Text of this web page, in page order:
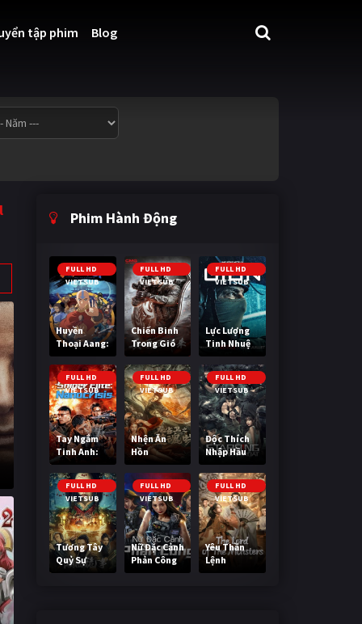
tập phim Blog
Phim Hành Động
FULL HD
VIETSUB
Huyền
Thoại Aang:
Tiết Khí Sư
Cuối Cùng
FULL HD
VIETSUB
Chiến Binh
Trong Gió
FULL HD
VIETSUB
Lực Lượng
Tinh Nhuệ
FULL HD
VIETSUB
Tay Ngắm
Tinh Anh:
Nguy Cơ
Nano
FULL HD
VIETSUB
Nhện Ăn
Hồn
FULL HD
VIETSUB
Độc Thích
Nhập Hầu
FULL HD
VIETSUB
Tương Tây
Quỷ Sự
FULL HD
VIETSUB
Nữ Đặc Cảnh
Phản Công
FULL HD
VIETSUB
Yêu Thần
Lệnh